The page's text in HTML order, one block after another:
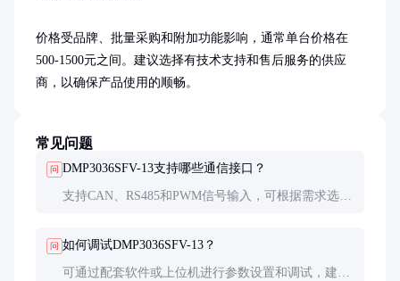
价格受品牌、批量采购和附加功能影响，通常单台价格在
500-1500元之间。建议选择有技术支持和售后服务的供应
商，以确保产品使用的顺畅。
常见问题
问 DMP3036SFV-13支持哪些通信接口？
支持CAN、RS485和PWM信号输入，可根据需求选择
问 如何调试DMP3036SFV-13？
可通过配套软件或上位机进行参数设置和调试，建议